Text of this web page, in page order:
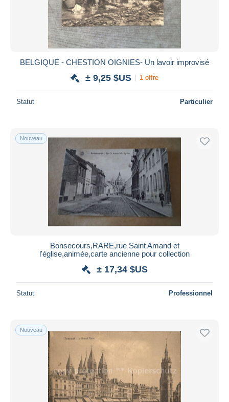
BELGIQUE - CHESTION OIGNIES- Un lavoir improvisé
± 9,25 $US 1 offre
Statut Particulier
Nouveau
Bonsecours,RARE,rue Saint Amand et
l'église,animée,carte ancienne pour collection
± 17,34 $US
Statut Professionnel
Nouveau